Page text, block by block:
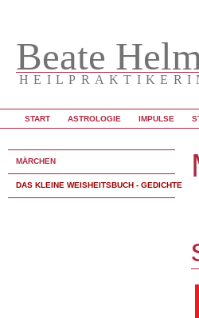
Beate
START ASTROLOGIE IMPULSE
MÄRCHEN
DAS KLEINE WEISHEITSBUCH - GEDICHTE